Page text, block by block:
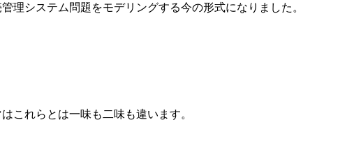
理システム問題をモデリングする今の形式になりました。
これらとは一味も二味も違います。